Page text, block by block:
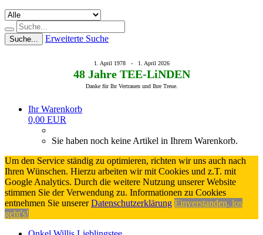
Suche... Erweiterte Suche
1. April 1978 - 1. April 2026
48 Jahre TEE-LiNDEN
Danke für Ihr Vertrauen und Ihre Treue.
Ihr Warenkorb
0,00 EUR
Sie haben noch keine Artikel in Ihrem Warenkorb.
Um den Service ständig zu optimieren, richten wir uns auch nach
Ihren Wünschen. Hierzu arbeiten wir mit Cookies und z.T. mit
Google Analytics. Durch die weitere Nutzung unserer Website
stimmen Sie der Verwendung zu. Informationen zu Cookies
entnehmen Sie unsererDatenschutzerklärung Einverstanden, los
geht's!